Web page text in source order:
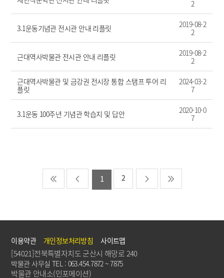
2
3.1운동기념관 전시관 안내 리플릿
2019-08-2
2
근대역사박물관 전시관 안내 리플릿
2019-08-2
2
근대역사박물관 및 금강권 전시장 통합 스탬프 투어 리
플릿
2024-03-2
7
3.1운동 100주년 기념관 학습지 및 답안
2020-10-0
7
1 2
이용약관 개인정보처리방침 사이트맵
[54021]전북특별자치도 군산시 해망로 240
박물관 사무실 TEL : 063.454.7872 ~ 7875
박물관 안내소(인포메이션)